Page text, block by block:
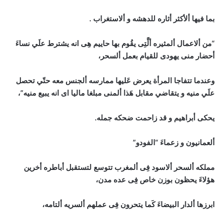
بما فيها ألأكثر أثاره للدهشه و ألاستغراب .
“من ألاعمال ألمثيره ألَّتِى يقُوم بها حاييم هِى انه يشترط علَي نساءَ
أحضار منى يهودى للقيام بعمل ألسحر،
وعندما تتفاجا المرأة يعرض عَليها ممارسه ألجنس معه حتّي تحصل
علَي منيه و يتقاضي مقابل هَذا ألمنى مبلغا ماليا اى انه يبيع منيه”،
يحكى أبراهيم و قد زاحمت ضحكه جمله.
ألعمانيون و زعماءَ “الفودو”
مملكه ألسحر ألاسود فِى ألمغرب تتوسع لتستقبل أباطره أخرين
هؤلاءَ يحظون بوزن خاص فِى عده مدن،
ابرزها ألدار البيضاءَ كَما يتحرون فِى عملهم ألسريه ألتامه،